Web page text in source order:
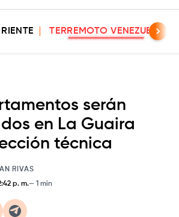
TERREMOTO VENEZUELA
serán
en La Guaira
técnica
RIVAS
p. m. 1 min